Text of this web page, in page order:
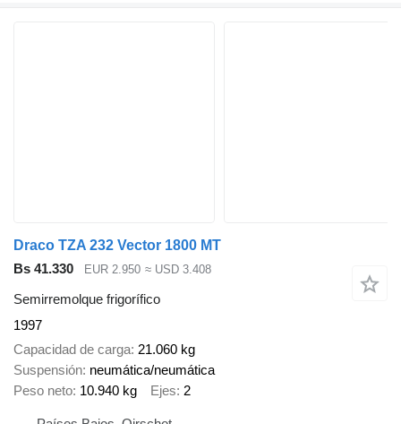
Draco TZA 232 Vector 1800 MT
Bs 41.330
EUR 2.950 ≈ USD 3.408
Semirremolque frigorífico
1997
Capacidad de carga 21.060 kg
Suspensión neumática/neumática
Peso neto 10.940 kg Ejes 2